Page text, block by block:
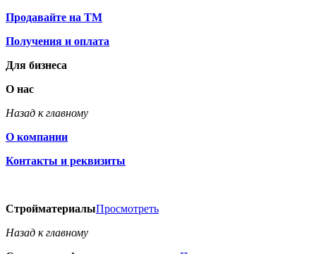
Продавайте на ТМ
Получения и оплата
Для бизнеса
О нас
Назад к главному
О компании
Контакты и реквизиты
СтройматериалыПросмотреть
Назад к главному